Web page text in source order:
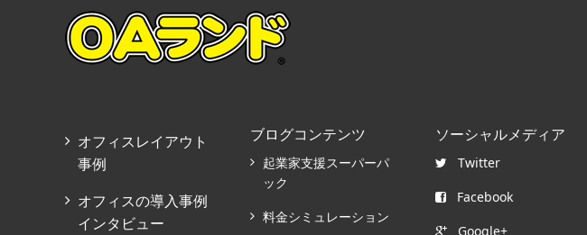
オフィスレイアウト
事例
オフィスの導入事例
インタビュー
ブログコンテンツ
起業家支援スーパーパ
ック
料金シミュレーション
ソーシャルメディア
Twitter
Facebook
Google+